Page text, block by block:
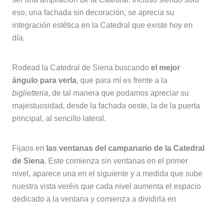
eso, una fachada sin decoración, se aprecia su
integración estética en la Catedral que existe hoy en
día.
Rodead la Catedral de Siena buscando el mejor
ángulo para verla, que para mí es frente a la
biglietteria, de tal manera que podamos apreciar su
majestuosidad, desde la fachada oeste, la de la puerta
principal, al sencillo lateral.
Fijaos en las ventanas del campanario de la Catedral
de Siena. Este comienza sin ventanas en el primer
nivel, aparece una en el siguiente y a medida que sube
nuestra vista veréis que cada nivel aumenta el espacio
dedicado a la ventana y comienza a dividirla en